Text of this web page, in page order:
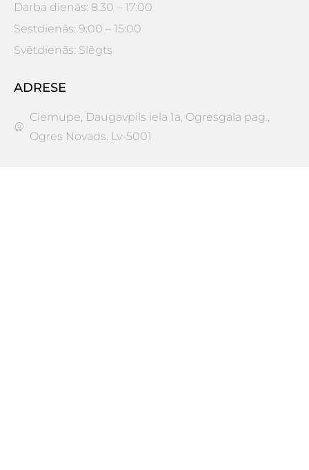
Darba dienās: 8:30 – 17:00
Sestdienās: 9:00 – 15:00
Svētdienās: Slēgts
ADRESE
Ciemupe, Daugavpils iela 1a, Ogresgala pag.,
Ogres Novads. Lv-5001